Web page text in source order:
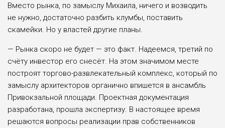
Вместо рынка, по замыслу Михаила, ничего и возводить
не нужно, достаточно разбить клумбы, поставить
скамейки. Но у властей другие планы.
— Рынка скоро не будет — это факт. Надеемся, третий по
счёту инвестор его снесёт. На этом значимом месте
построят торгово-развлекательный ком­плекс, который по
замыслу ар­хитекторов органично впи­шется в ансамбль
Привокзаль­ной площади. Проектная доку­ментация
разработана, прошла экспертизу. В настоящее время
решаются вопросы реализации прав собственников